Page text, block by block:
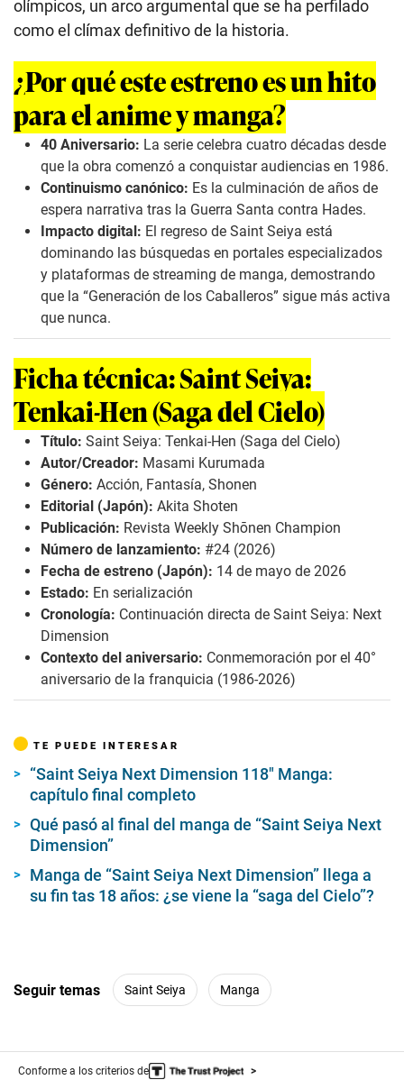
olímpicos, un arco argumental que se ha perfilado
como el clímax definitivo de la historia.
¿Por qué este estreno es un hito
para el anime y manga?
40 Aniversario: La serie celebra cuatro décadas desde
que la obra comenzó a conquistar audiencias en 1986.
Continuismo canónico: Es la culminación de años de
espera narrativa tras la Guerra Santa contra Hades.
Impacto digital: El regreso de Saint Seiya está
dominando las búsquedas en portales especializados
y plataformas de streaming de manga, demostrando
que la “Generación de los Caballeros” sigue más activa
que nunca.
Ficha técnica: Saint Seiya:
Tenkai-Hen (Saga del Cielo)
Título: Saint Seiya: Tenkai-Hen (Saga del Cielo)
Autor/Creador: Masami Kurumada
Género: Acción, Fantasía, Shonen
Editorial (Japón): Akita Shoten
Publicación: Revista Weekly Shōnen Champion
Número de lanzamiento: #24 (2026)
Fecha de estreno (Japón): 14 de mayo de 2026
Estado: En serialización
Cronología: Continuación directa de Saint Seiya: Next
Dimension
Contexto del aniversario: Conmemoración por el 40°
aniversario de la franquicia (1986-2026)
TE PUEDE INTERESAR
“Saint Seiya Next Dimension 118″ Manga:
capítulo final completo
Qué pasó al final del manga de “Saint Seiya Next
Dimension”
Manga de “Saint Seiya Next Dimension” llega a
su fin tas 18 años: ¿se viene la “saga del Cielo”?
Seguir temas Saint Seiya Manga
Conforme a los criterios de